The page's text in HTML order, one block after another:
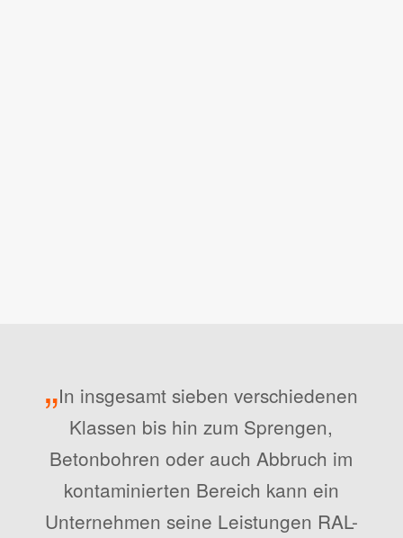
„In insgesamt sieben verschiedenen
Klassen bis hin zum Sprengen,
Betonbohren oder auch Abbruch im
kontaminierten Bereich kann ein
Unternehmen seine Leistungen RAL-